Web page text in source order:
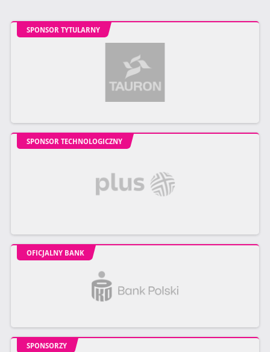
SPONSOR TYTULARNY
SPONSOR TECHNOLOGICZNY
OFICJALNY BANK
SPONSORZY